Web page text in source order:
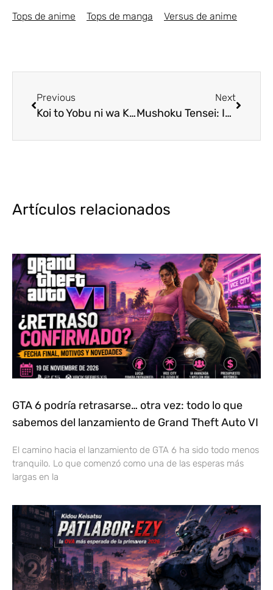
Tops de anime Tops de manga Versus de anime
Previous
Koi to Yobu ni wa Kimochi Warui se estrenará en la primavera 2021
Next
Mushoku Tensei: Isekai Ittara Honki Dasu se estrenará en enero
Artículos relacionados
GTA 6 podría retrasarse… otra vez: todo lo que
sabemos del lanzamiento de Grand Theft Auto VI
El camino hacia el lanzamiento de GTA 6 ha sido todo menos
tranquilo. Lo que comenzó como una de las esperas más
largas en la